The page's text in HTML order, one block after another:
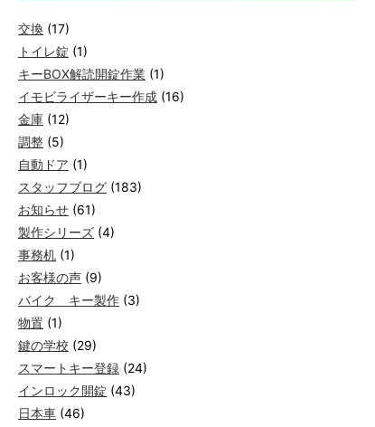
交換 (17)
トイレ錠 (1)
キーBOX解読開錠作業 (1)
イモビライザーキー作成 (16)
金庫 (12)
調整 (5)
自動ドア (1)
スタッフブログ (183)
お知らせ (61)
製作シリーズ (4)
事務机 (1)
お客様の声 (9)
バイク キー製作 (3)
物置 (1)
鍵の学校 (29)
スマートキー登録 (24)
インロック開錠 (43)
日本車 (46)